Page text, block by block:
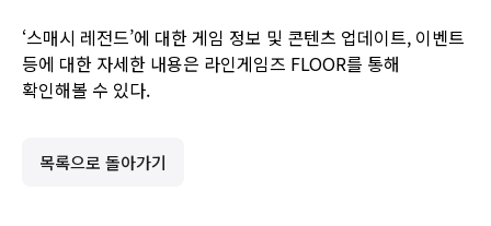
‘스매시 레전드’에 대한 게임 정보 및 콘텐츠 업데이트, 이벤트
등에 대한 자세한 내용은 라인게임즈 FLOOR를 통해
확인해볼 수 있다.
목록으로 돌아가기